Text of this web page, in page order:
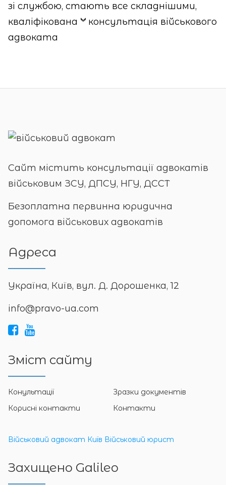
зі службою, стають все складнішими,
кваліфікована
консультація військового
адвоката
Сайт містить консультації адвокатів
військовим ЗСУ, ДПСУ, НГУ, ДССТ
Безоплатна первинна юридична
допомога військових адвокатів
Адреса
Україна, Київ, вул. Д. Дорошенка, 12
info@pravo-ua.com
Зміст сайту
Конультації
Зразки документів
Корисні контакти
Контакти
Військовий адвокат Київ Військовий юрист
Захищено Galileo